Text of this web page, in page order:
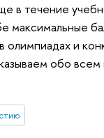
в течение
максимальные
олимпиадах и
обо